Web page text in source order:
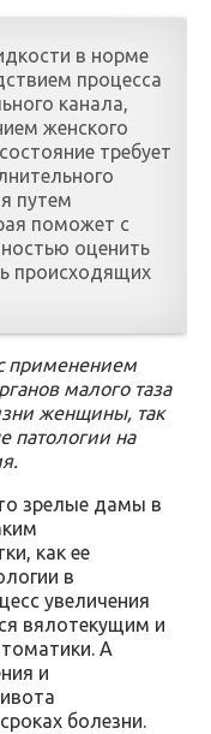
в норме
процесса
канала,
женского
требует
путем
поможет с
оценить
происходящих
применением
малого таза
женщины, так
патологии на
зрелые дамы в
как ее
в
увеличения
вялотекущим и
А
и
болезни.